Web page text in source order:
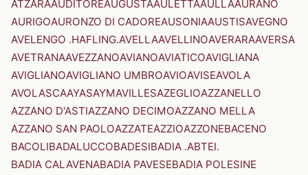
ATZARAAUDITOREAUGUSTAAULETTAAULLAAURANO
AURIGOAURONZO DI CADOREAUSONIAAUSTISAVEGNO
AVELENGO .HAFLING.AVELLAAVELLINOAVERARAAVERSA
AVETRANAAVEZZANOAVIANOAVIATICOAVIGLIANA
AVIGLIANOAVIGLIANO UMBROAVIOAVISEAVOLA
AVOLASCAAYASAYMAVILLESAZEGLIOAZZANELLO
AZZANO D'ASTIAZZANO DECIMOAZZANO MELLA
AZZANO SAN PAOLOAZZATEAZZIOAZZONEBACENO
BACOLIBADALUCCOBADESIBADIA .ABTEI.
BADIA CALAVENABADIA PAVESEBADIA POLESINE